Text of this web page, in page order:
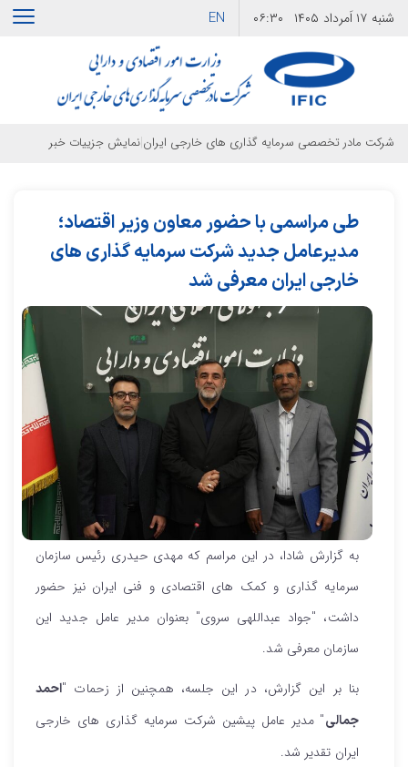
شنبه ۱۷ اَمرداد ۱۴۰۵ ۰۶:۳۰ EN
شرکت مادر تخصصی سرمایه گذاری های خارجی ایران|نمایش جزییات خبر
طی مراسمی با حضور معاون وزیر اقتصاد؛
مدیرعامل جدید شرکت سرمایه گذاری های
خارجی ایران معرفی شد
به گزارش شادا، در این مراسم که مهدی حیدری رئیس سازمان
سرمایه گذاری و کمک های اقتصادی و فنی ایران نیز حضور
داشت، "جواد عبداللهی سروی" بعنوان مدیر عامل جدید این
سازمان معرفی شد.
بنا بر این گزارش، در این جلسه، همچنین از زحمات "احمد
جمالی" مدیر عامل پیشین شرکت سرمایه گذاری های خارجی
ایران تقدیر شد.